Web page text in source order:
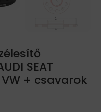
SEAT
VW + csavarok